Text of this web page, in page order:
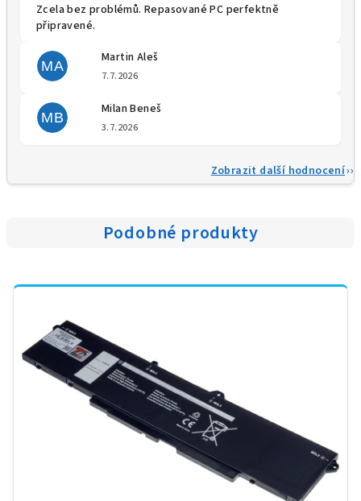
Zcela bez problémů. Repasované PC perfektně
připravené.
MA
Martin Aleš
7.7.2026
MB
Milan Beneš
3.7.2026
Zobrazit další hodnocení
Podobné produkty